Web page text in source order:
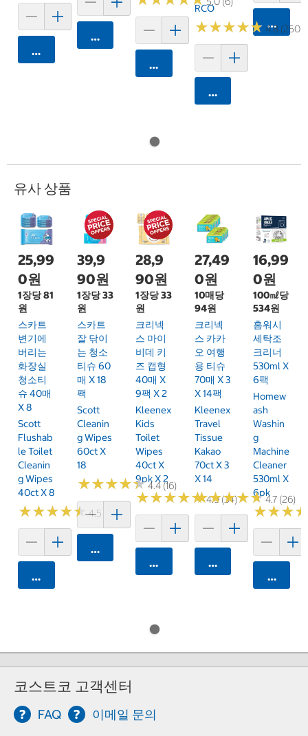
카트에 담기
카트에 담기
카트에 담기
RCO
★★★★★
★★★★★ 4.8 (250)
카트에 담기
카트에
유사 상품
25,99
0원
1장당 81
원
스카트
변기에
버리는
화장실
청소티
슈 40매
X 8
Scott
Flushab
Le Toilet
Cleanin
G Wipes
40ct X 8
★★★★★
★★★★★4.5 (15)
카트에 담기
39,9
90원
1장당 33
원
스카트
잘 닦이
는 청소
티슈 60
매 X 18
팩
Scott
Cleanin
G Wipes
60ct X
18
★★★★★
★★★★★4.4 (16)
카트에 담기
28,9
90원
1장당 33
원
크리넥
스 마이
비데 키
즈 캡형
40매 X
9팩 X 2
Kleenex
Kids
Toilet
Wipes
40ct X
9pk X 2
★★★★★
★★★★★4.9 (34)
카트에 담기
27,49
0원
10매당
94원
크리넥
스 카카
오 여행
용 티슈
70매 X 3
X 14팩
Kleenex
Travel
Tissue
Kakao
70ct X 3
X 14
★★★★★
★★★★★4.7 (26)
카트에 담기
16,99
0원
100㎖당
534원
홈워시
세탁조
크리너
530ml X
6팩
Homew
Ash
Washin
G
Machine
Cleaner
530ml X
6pk
★★★
★★★
카트에
코스트코 고객센터
FAQ 이메일 문의